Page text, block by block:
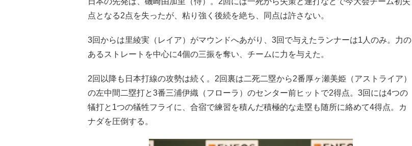
点となる2点を失ったが、粘り強く後続を絶ち、同点は許さない。
3回からは里綾実（レイア）がマウンドへあがり、3回で与えたランナーは1人のみ。力の
あるストレートを中心に4個の三振を奪い、チームに力を与えた。
2回以降も日本打線の攻勢は続く。2回裏は二死二塁から2番厚ヶ瀬美姫（アストライア）
の左中間二塁打と3番三浦伊織（フローラ）のセンター前ヒットで2得点。3回には4つの
犠打と1つの犠牲フライに、合宿で練習を積んだ積極的な走塁も随所に絡めて4得点。カ
ナダを圧倒する。